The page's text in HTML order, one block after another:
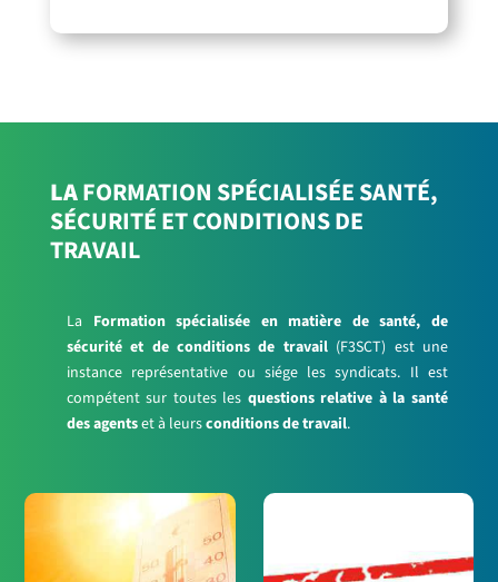
LAFORMATION SPÉCIALISÉE SANTÉ,
SÉCURITÉ ET CONDITIONS DE
TRAVAIL
La Formation spécialisée en matière de santé, de
sécurité et de conditions de travail(F3SCT) est une
instance représentative ou siége les syndicats. Il est
compétent sur toutes les questions relative à la santé
des agentset à leursconditions de travail.